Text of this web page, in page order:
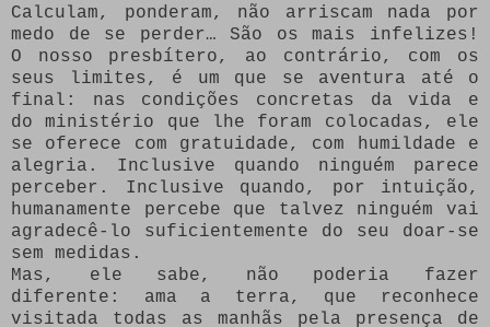
Calculam, ponderam, não arriscam nada por
medo de se perder… São os mais infelizes!
O nosso presbítero, ao contrário, com os
seus limites, é um que se aventura até o
final: nas condições concretas da vida e
do ministério que lhe foram colocadas, ele
se oferece com gratuidade, com humildade e
alegria. Inclusive quando ninguém parece
perceber. Inclusive quando, por intuição,
humanamente percebe que talvez ninguém vai
agradecê-lo suficientemente do seu doar-se
sem medidas.
Mas, ele sabe, não poderia fazer
diferente: ama a terra, que reconhece
visitada todas as manhãs pela presença de